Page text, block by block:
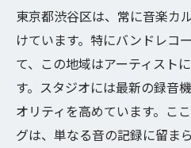
文化と音楽が交差す
音楽の新たな発見が
コヒーレンシーモード
次世代レコーディン
コヒーレンシーモ
扉
東京都渋谷区は、常に音楽カ
けています。特にバンドレコ
て、この地域はアーティスト
す。スタジオには最新の録音
オリティを高めています。こ
グは、単なる音の記録に留ま